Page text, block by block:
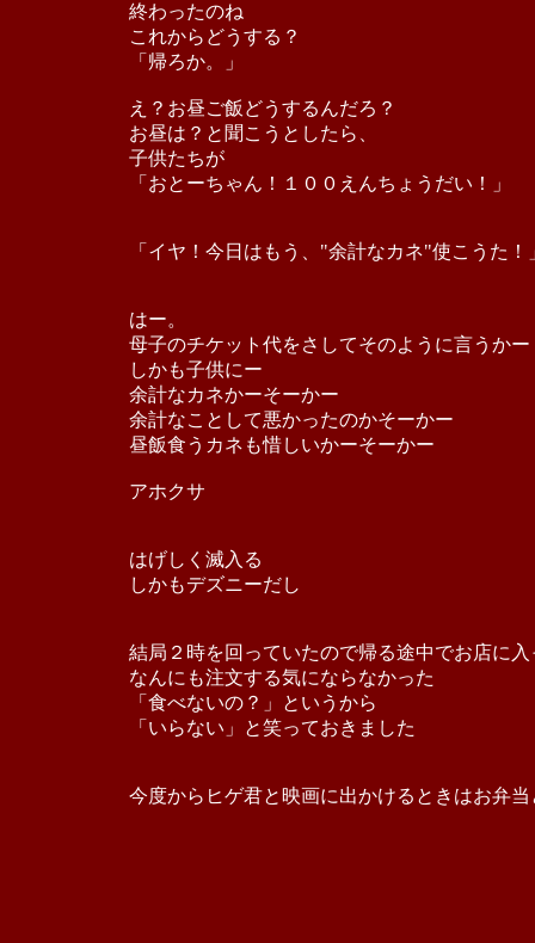
終わったのね
これからどうする？
「帰ろか。」
え？お昼ご飯どうするんだろ？
お昼は？と聞こうとしたら、
子供たちが
「おとーちゃん！１００えんちょうだい！」
「イヤ！今日はもう、"余計なカネ"使こうた！
はー。
母子のチケット代をさしてそのように言うかー
しかも子供にー
余計なカネかーそーかー
余計なことして悪かったのかそーかー
昼飯食うカネも惜しいかーそーかー
アホクサ
はげしく滅入る
しかもデズニーだし
結局２時を回っていたので帰る途中でお店に
なんにも注文する気にならなかった
「食べないの？」というから
「いらない」と笑っておきました
今度からヒゲ君と映画に出かけるときはお弁